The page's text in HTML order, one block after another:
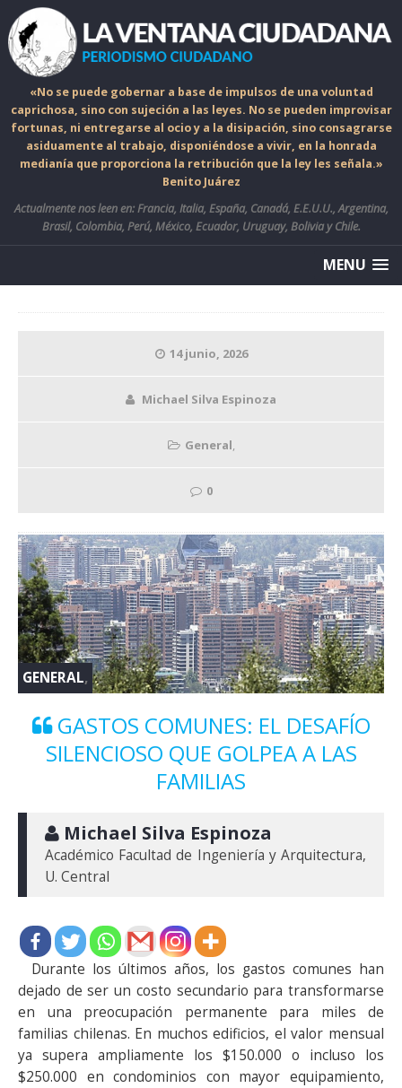
«No se puede gobernar a base de impulsos de una voluntad
caprichosa, sino con sujeción a las leyes. No se pueden improvisar
fortunas, ni entregarse al ocio y a la disipación, sino consagrarse
asiduamente al trabajo, disponiéndose a vivir, en la honrada
medianía que proporciona la retribución que la ley les señala.»
Benito Juárez
Actualmente nos leen en: Francia, Italia, España, Canadá, E.E.U.U., Argentina,
Brasil, Colombia, Perú, México, Ecuador, Uruguay, Bolivia y Chile.
MENU
14 junio, 2026
Michael Silva Espinoza
General,
0
GENERAL,
GASTOS COMUNES: EL DESAFÍO
SILENCIOSO QUE GOLPEA A LAS
FAMILIAS
Michael Silva Espinoza
Académico Facultad de Ingeniería y Arquitectura,
U. Central
Durante los últimos años, los gastos comunes han
dejado de ser un costo secundario para transformarse
en una preocupación permanente para miles de
familias chilenas. En muchos edificios, el valor mensual
ya supera ampliamente los $150.000 o incluso los
$250.000 en condominios con mayor equipamiento,